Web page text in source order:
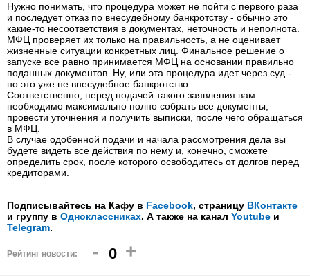
Нужно понимать, что процедура может не пойти с первого раза
и последует отказ по внесудебному банкротству - обычно это
какие-то несоответствия в документах, неточность и неполнота.
МФЦ проверяет их только на правильность, а не оценивает
жизненные ситуации конкретных лиц. Финальное решение о
запуске все равно принимается МФЦ на основании правильно
поданных документов. Ну, или эта процедура идет через суд -
но это уже не внесудебное банкротство.
Соответственно, перед подачей такого заявления вам
необходимо максимально полно собрать все документы,
провести уточнения и получить выписки, после чего обращаться
в МФЦ.
В случае одобенной подачи и начала рассмотрения дела вы
будете видеть все действия по нему и, конечно, сможете
определить срок, после которого освободитесь от долгов перед
кредиторами.
Подписывайтесь на Кафу в Facebook, страницу ВКонтакте
и группу в Одноклассниках. А также на канал Youtube и
Telegram.
Рейтинг новости: - 0 +